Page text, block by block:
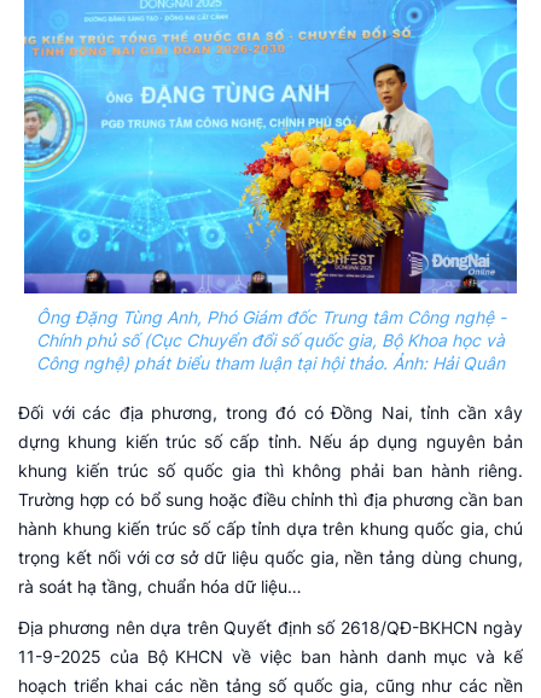
Ông Đặng Tùng Anh, Phó Giám đốc Trung tâm Công nghệ -
Chính phủ số (Cục Chuyển đổi số quốc gia, Bộ Khoa học và
Công nghệ) phát biểu tham luận tại hội thảo. Ảnh: Hải Quân
Đối với các địa phương, trong đó có Đồng Nai, tỉnh cần xây
dựng khung kiến trúc số cấp tỉnh. Nếu áp dụng nguyên bản
khung kiến trúc số quốc gia thì không phải ban hành riêng.
Trường hợp có bổ sung hoặc điều chỉnh thì địa phương cần ban
hành khung kiến trúc số cấp tỉnh dựa trên khung quốc gia, chú
trọng kết nối với cơ sở dữ liệu quốc gia, nền tảng dùng chung,
rà soát hạ tầng, chuẩn hóa dữ liệu…
Địa phương nên dựa trên Quyết định số 2618/QĐ-BKHCN ngày
11-9-2025 của Bộ KHCN về việc ban hành danh mục và kế
hoạch triển khai các nền tảng số quốc gia, cũng như các nền